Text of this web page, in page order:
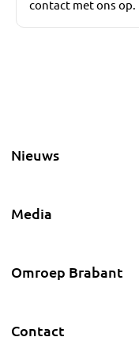
contact met ons op.
Nieuws
Media
Omroep Brabant
Contact